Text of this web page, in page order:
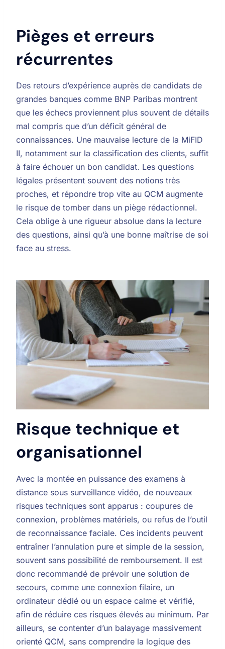
Pièges et erreurs
récurrentes
Des retours d’expérience auprès de candidats de
grandes banques comme BNP Paribas montrent
que les échecs proviennent plus souvent de détails
mal compris que d’un déficit général de
connaissances. Une mauvaise lecture de la MiFID
II, notamment sur la classification des clients, suffit
à faire échouer un bon candidat. Les questions
légales présentent souvent des notions très
proches, et répondre trop vite au QCM augmente
le risque de tomber dans un piège rédactionnel.
Cela oblige à une rigueur absolue dans la lecture
des questions, ainsi qu’à une bonne maîtrise de soi
face au stress.
Risque technique et
organisationnel
Avec la montée en puissance des examens à
distance sous surveillance vidéo, de nouveaux
risques techniques sont apparus : coupures de
connexion, problèmes matériels, ou refus de l’outil
de reconnaissance faciale. Ces incidents peuvent
entraîner l’annulation pure et simple de la session,
souvent sans possibilité de remboursement. Il est
donc recommandé de prévoir une solution de
secours, comme une connexion filaire, un
ordinateur dédié ou un espace calme et vérifié,
afin de réduire ces risques élevés au minimum. Par
ailleurs, se contenter d’un balayage massivement
orienté QCM, sans comprendre la logique des